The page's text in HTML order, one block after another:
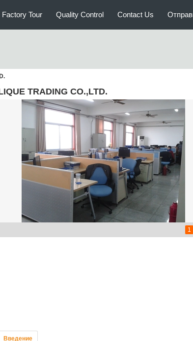
Factory Tour Quality Control Contact Us
TRADING CO.,LTD.
1
Введение